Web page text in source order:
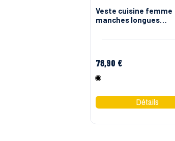
Veste cuisine femme
manches longues
78,90 €
Noir